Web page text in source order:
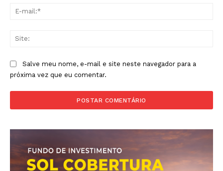
Salve meu nome, e-mail e site neste navegador para a
próxima vez que eu comentar.